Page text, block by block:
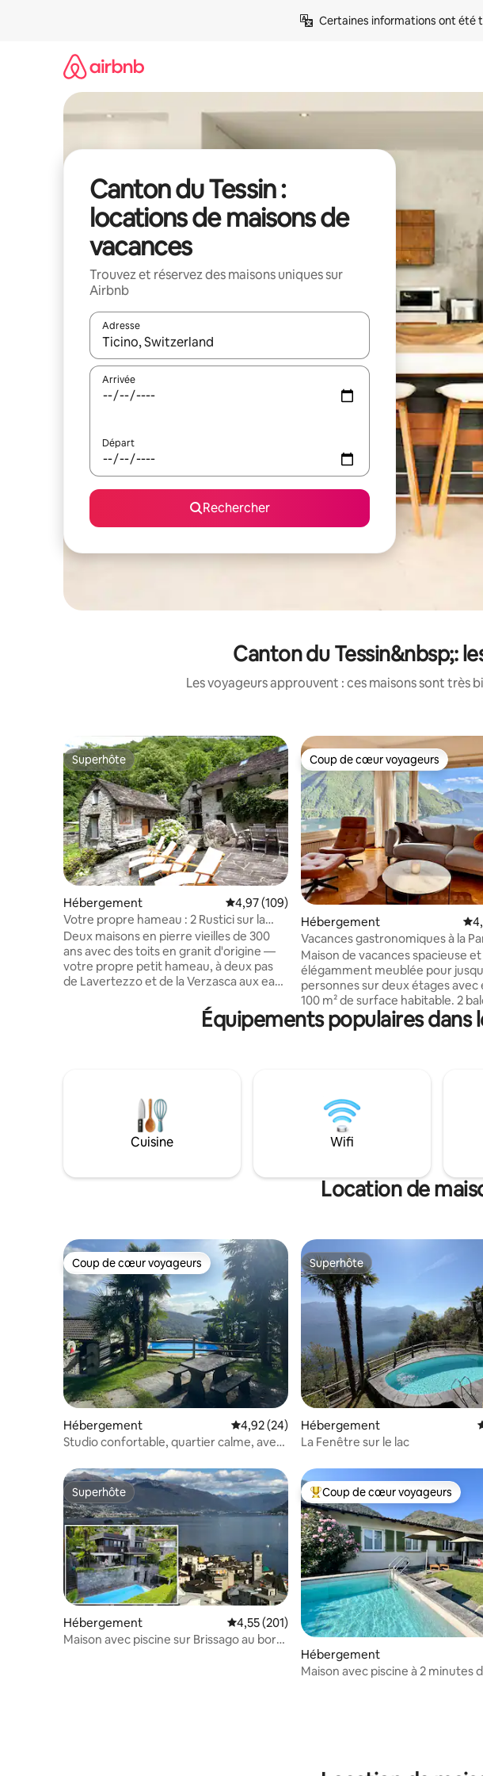
Certaines informations ont
Canton du Tessin :
locations de maisons de
vacances
Trouvez et réservez des maisons uniques sur
Airbnb
Adresse
Lorsque les résultats s'affichent, utilisez les flèches vers le haut et vers le
Arrivée
Départ
Rechercher
Canton du Tessin&nbsp;:
Les voyageurs approuvent : ces maisons sont
Superhôte
Superhôte
Hébergement Évaluation moyenne sur la base de 109
4,97 (109)
Votre propre hameau : 2 Rustici sur la
Verzasca
Deux maisons en pierre vieilles de 300
ans avec des toits en granit d'origine —
votre propre petit hameau, à deux pas
de Lavertezzo et de la Verzasca aux eaux
Juste derrière les maisons se trouve la
forêt de châtaigniers, en face une
cuisines, 2 salles de bains, 2 cheminées, 2
terrasses et un jardin ombragé — tout
est relié, tout est à votre disposition.
Coup de cœur voyageurs
Coup de cœur voyageurs
Hébergement
Vacances gastronomiques à la
House de Lugano
Maison de vacances spacieuse et
élégamment meublée pour
personnes sur deux étages avec
100 m² de surface habitable. 2
terrasse avec 30 m²
invitent à bronzer, se détendre
importante ici, car en tant que
maison de la rue et juste à côté de
forêt, vous n'êtes pas dérangé - et
pourtant à seulement 10 minutes
Équipements populaires dans
Cuisine Wifi
Location de
Coup de cœur voyageurs
Coup de cœur voyageurs
Hébergement Évaluation moyenne sur la base de 24
4,92 (24)
Studio confortable, quartier calme, avec
Superhôte
Superhôte
Hébergement
La Fenêtre sur le lac
Superhôte
Superhôte
Hébergement Évaluation moyenne sur la base de 201
4,55 (201)
Maison avec piscine sur Brissago au bord
Coups de cœur voyageurs les
Coup de cœur voyageurs
Hébergement
Maison avec piscine à 2 minutes